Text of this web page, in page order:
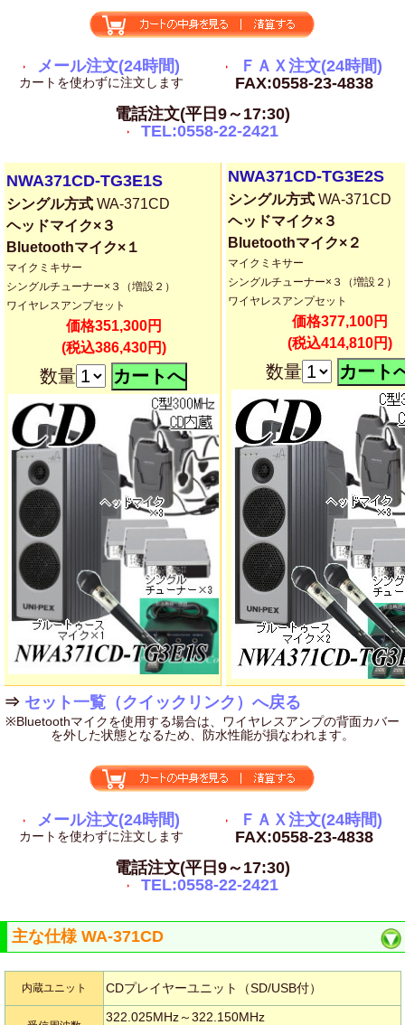
メール注文(24時間)
カートを使わずに注文します
ＦＡＸ注文(24時間)
FAX:0558-23-4838
電話注文(平日9～17:30)
TEL:0558-22-2421
NWA371CD-TG3E1S
シングル方式 WA-371CD
ヘッドマイク×３
Bluetoothマイク×１
マイクミキサー
シングルチューナー×３（増設２）
ワイヤレスアンプセット
価格351,300円
(税込386,430円)
数量
NWA371CD-TG3E2S
シングル方式 WA-371CD
ヘッドマイク×３
Bluetoothマイク×２
マイクミキサー
シングルチューナー×３（増設２）
ワイヤレスアンプセット
価格377,100円
(税込414,810円)
数量
⇒ セット一覧（クイックリンク）へ戻る
※Bluetoothマイクを使用する場合は、ワイヤレスアンプの背面カバー
を外した状態となるため、防水性能が損なわれます。
メール注文(24時間)
カートを使わずに注文します
ＦＡＸ注文(24時間)
FAX:0558-23-4838
電話注文(平日9～17:30)
TEL:0558-22-2421
主な仕様 WA-371CD
内蔵ユニット CDプレイヤーユニット（SD/USB付）
322.025MHz～322.150MHz